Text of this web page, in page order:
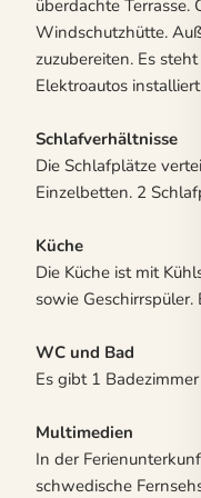
überdachte Terrasse.
Windschutzhütte.
zuzubereiten. Es
Elektroautos
Schlafverhältnisse
Die Schlafplätze
Einzelbetten. 2
Küche
Die Küche ist mit
sowie Geschirrspüler.
WC und Bad
Es gibt 1
Multimedien
In der
schwedische